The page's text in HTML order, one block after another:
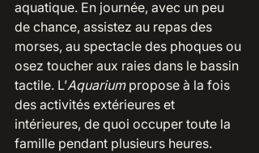
aquatique. En journée, avec un peu
de chance, assistez au repas des
morses, au spectacle des phoques ou
osez toucher aux raies dans le bassin
tactile. L’Aquarium propose à la fois
des activités extérieures et
intérieures, de quoi occuper toute la
famille pendant plusieurs heures.